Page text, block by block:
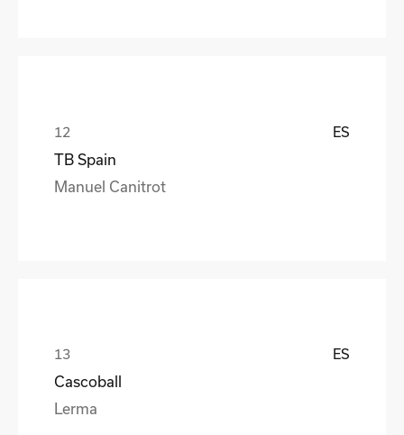
ES
TB Spain
Manuel Canitrot
ES
Cascoball
Lerma